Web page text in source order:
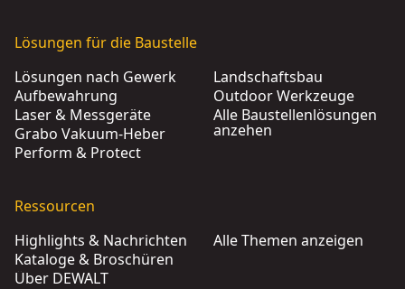
Lösungen für die Baustelle
Lösungen nach Gewerk
Aufbewahrung
Laser & Messgeräte
Grabo Vakuum-Heber
Perform & Protect
Landschaftsbau
Outdoor Werkzeuge
Alle Baustellenlösungen
anzehen
Ressourcen
Highlights & Nachrichten
Kataloge & Broschüren
Über DEWALT
Alle Themen anzeigen